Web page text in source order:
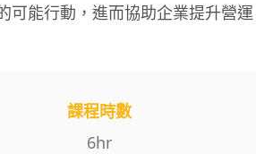
可能行動，進而協助企業提升營運
課程時數
6hr